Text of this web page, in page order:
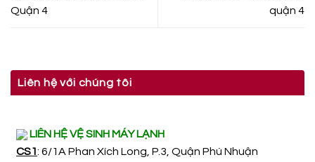
Quận 4
quận 4
Liên hệ với chúng tôi
LIÊN HỆ VỆ SINH MÁY LẠNH
CS1: 6/1A Phan Xích Long, P.3, Quận Phú Nhuận